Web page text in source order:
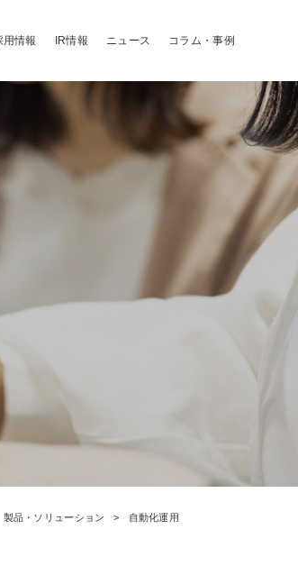
用情報 IR情報 ニュース コラム・事例
製品・ソリューション 自動化運用